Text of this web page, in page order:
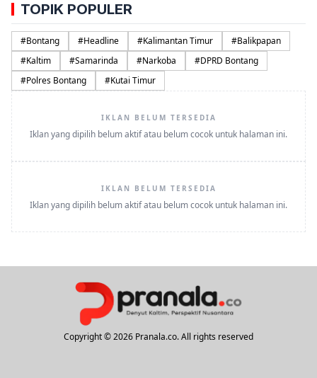
TOPIK POPULER
#Bontang #Headline #Kalimantan Timur #Balikpapan
#Kaltim #Samarinda #Narkoba #DPRD Bontang
#Polres Bontang #Kutai Timur
IKLAN BELUM TERSEDIA
Iklan yang dipilih belum aktif atau belum cocok untuk halaman ini.
IKLAN BELUM TERSEDIA
Iklan yang dipilih belum aktif atau belum cocok untuk halaman ini.
Copyright © 2026 Pranala.co. All rights reserved